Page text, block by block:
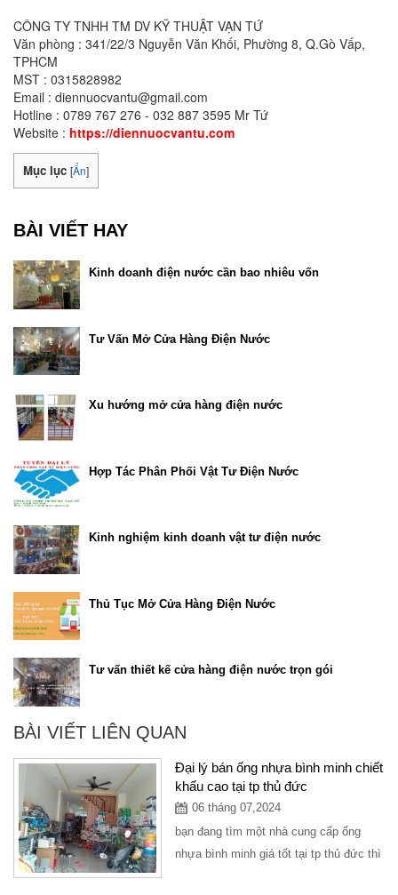
CÔNG TY TNHH TM DV KỸ THUẬT VẠN TỨ
Văn phòng : 341/22/3 Nguyễn Văn Khối, Phường 8, Q.Gò Vấp,
TPHCM
MST : 0315828982
Email : diennuocvantu@gmail.com
Hotline : 0789 767 276 - 032 887 3595 Mr Tứ
Website : https://diennuocvantu.com
Mục lục [Ẩn]
BÀI VIẾT HAY
Kinh doanh điện nước cần bao nhiêu vốn
Tư Vấn Mở Cửa Hàng Điện Nước
Xu hướng mở cửa hàng điện nước
Hợp Tác Phân Phối Vật Tư Điện Nước
Kinh nghiệm kinh doanh vật tư điện nước
Thủ Tục Mở Cửa Hàng Điện Nước
Tư vấn thiết kế cửa hàng điện nước trọn gói
BÀI VIẾT LIÊN QUAN
Đại lý bán ống nhựa bình minh chiết
khấu cao tại tp thủ đức
06 tháng 07,2024
bạn đang tìm một nhà cung cấp ống
nhựa bình minh giá tốt tại tp thủ đức thì